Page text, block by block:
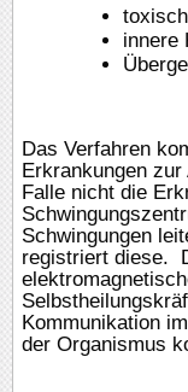
innere
Das Verfahren
Erkrankungen
Falle nicht die
Schwingungen
registriert diese.
Kommunikation
der Organismus